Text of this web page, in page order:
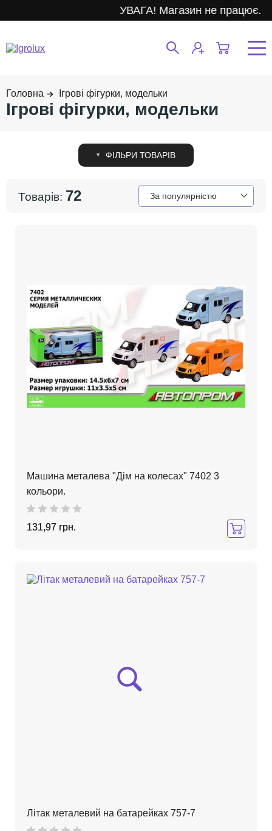
УВАГА! Магазин не працює.
Ігрові фігурки, модельки
Ігрові фігурки, модельки
72
Машина металева "Дім на колесах" 7402 3
кольори.
131,97 грн.
Літак металевий на батарейках 757-7